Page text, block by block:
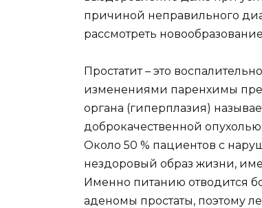
причиной неправильного
рассмотреть
Простатит – это
изменениями паренхимы
органа (гиперплазия)
доброкачественной
Около 50 % пациентов с
нездоровый образ жизни,
Именно питанию отводится
аденомы простаты, поэтому